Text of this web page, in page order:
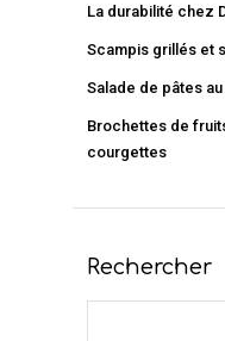
La durabilité chez
Scampis grillés et
Salade de pâtes
Brochettes de
courgettes
Rechercher